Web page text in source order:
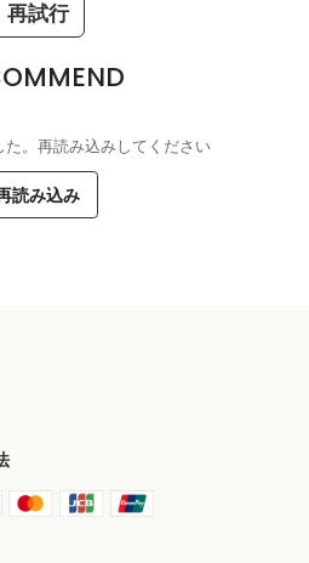
再試行
た。再読み込みしてください
読み込み